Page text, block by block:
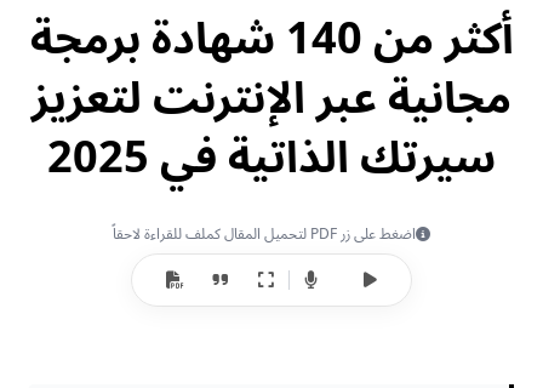
أكثر من 140 شهادة برمجة
مجانية عبر الإنترنت لتعزيز
سيرتك الذاتية في 2025
اضغط على زر PDF لتحميل المقال كملف للقراءة لاحقاً